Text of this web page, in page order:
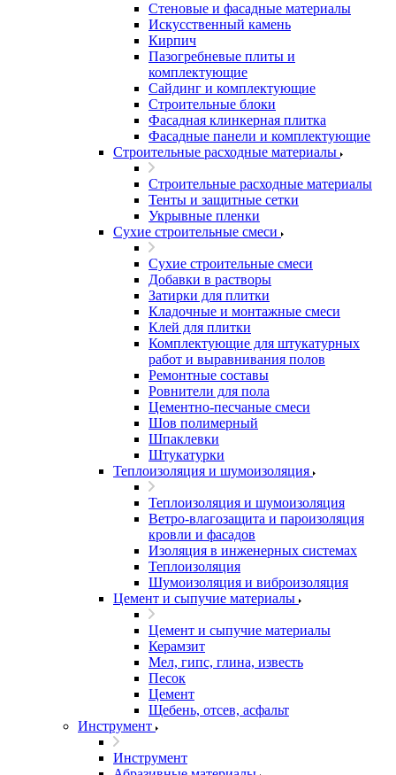
Стеновые и фасадные материалы
Искусственный камень
Кирпич
Пазогребневые плиты и
комплектующие
Сайдинг и комплектующие
Строительные блоки
Фасадная клинкерная плитка
Фасадные панели и комплектующие
Строительные расходные материалы
Строительные расходные материалы
Тенты и защитные сетки
Укрывные пленки
Сухие строительные смеси
Сухие строительные смеси
Добавки в растворы
Затирки для плитки
Кладочные и монтажные смеси
Клей для плитки
Комплектующие для штукатурных
работ и выравнивания полов
Ремонтные составы
Ровнители для пола
Цементно-песчаные смеси
Шов полимерный
Шпаклевки
Штукатурки
Теплоизоляция и шумоизоляция
Теплоизоляция и шумоизоляция
Ветро-влагозащита и пароизоляция
кровли и фасадов
Изоляция в инженерных системах
Теплоизоляция
Шумоизоляция и виброизоляция
Цемент и сыпучие материалы
Цемент и сыпучие материалы
Керамзит
Мел, гипс, глина, известь
Песок
Цемент
Щебень, отсев, асфальт
Инструмент
Инструмент